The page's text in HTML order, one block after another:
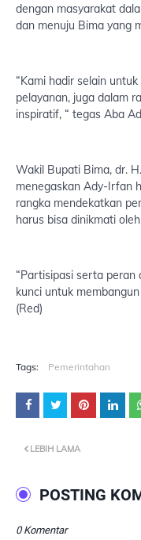
dengan masyarakat
dan menuju Bima yang
“Kami hadir selain
pelayanan, juga dalam
inspiratif, “ tegas Aba
Wakil Bupati Bima, dr.
menegaskan Ady-Irfan
rangka mendekatkan
harus bisa dinikmati
“Partisipasi serta
kunci untuk
(Red)
Tags: Pemerintahan
LEBIH LAMA
POSTING
0 Komentar